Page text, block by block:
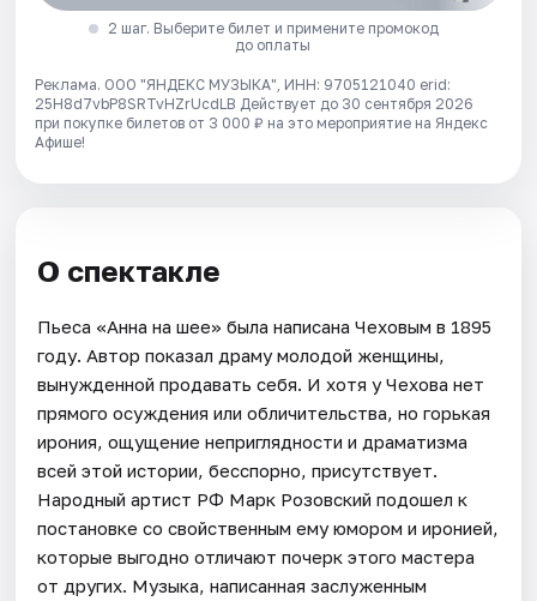
2 шаг. Выберите билет и примените промокод
до оплаты
Реклама. ООО "ЯНДЕКС МУЗЫКА", ИНН: 9705121040 erid:
25H8d7vbP8SRTvHZrUcdLB Действует до 30 сентября 2026
при покупке билетов от 3 000 ₽ на это мероприятие на Яндекс
Афише!
О спектакле
Пьеса «Анна на шее» была написана Чеховым в 1895
году. Автор показал драму молодой женщины,
вынужденной продавать себя. И хотя у Чехова нет
прямого осуждения или обличительства, но горькая
ирония, ощущение неприглядности и драматизма
всей этой истории, бесспорно, присутствует.
Народный артист РФ Марк Розовский подошел к
постановке со свойственным ему юмором и иронией,
которые выгодно отличают почерк этого мастера
от других. Музыка, написанная заслуженным